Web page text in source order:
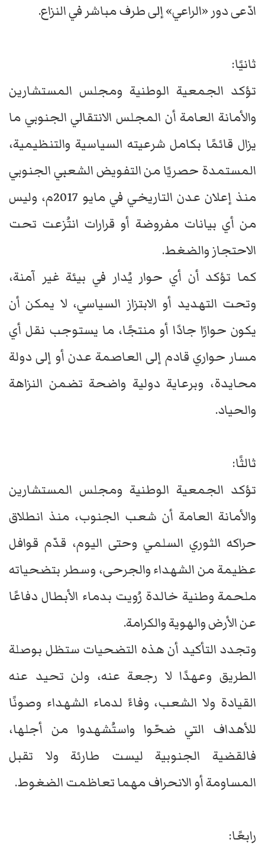
ادّعى دور «الراعي» إلى طرف مباشر في النزاع.
ثانيًا:
تؤكد الجمعية الوطنية ومجلس المستشارين
والأمانة العامة أن المجلس الانتقالي الجنوبي ما
يزال قائمًا بكامل شرعيته السياسية والتنظيمية،
المستمدة حصريًا من التفويض الشعبي الجنوبي
منذ إعلان عدن التاريخي في مايو 2017م، وليس
من أي بيانات مفروضة أو قرارات انتُزعت تحت
الاحتجاز والضغط.
كما تؤكد أن أي حوار يُدار في بيئة غير آمنة،
وتحت التهديد أو الابتزاز السياسي، لا يمكن أن
يكون حوارًا جادًا أو منتجًا، ما يستوجب نقل أي
مسار حواري قادم إلى العاصمة عدن أو إلى دولة
محايدة، وبرعاية دولية واضحة تضمن النزاهة
والحياد.
ثالثًا:
تؤكد الجمعية الوطنية ومجلس المستشارين
والأمانة العامة أن شعب الجنوب، منذ انطلاق
حراكه الثوري السلمي وحتى اليوم، قدّم قوافل
عظيمة من الشهداء والجرحى، وسطر بتضحياته
ملحمة وطنية خالدة رُويت بدماء الأبطال دفاعًا
عن الأرض والهوية والكرامة.
وتجدد التأكيد أن هذه التضحيات ستظل بوصلة
الطريق وعهدًا لا رجعة عنه، ولن تحيد عنه
القيادة ولا الشعب، وفاءً لدماء الشهداء وصونًا
للأهداف التي ضحّوا واستُشهدوا من أجلها،
فالقضية الجنوبية ليست طارئة ولا تقبل
المساومة أو الانحراف مهما تعاظمت الضغوط.
رابعًا: